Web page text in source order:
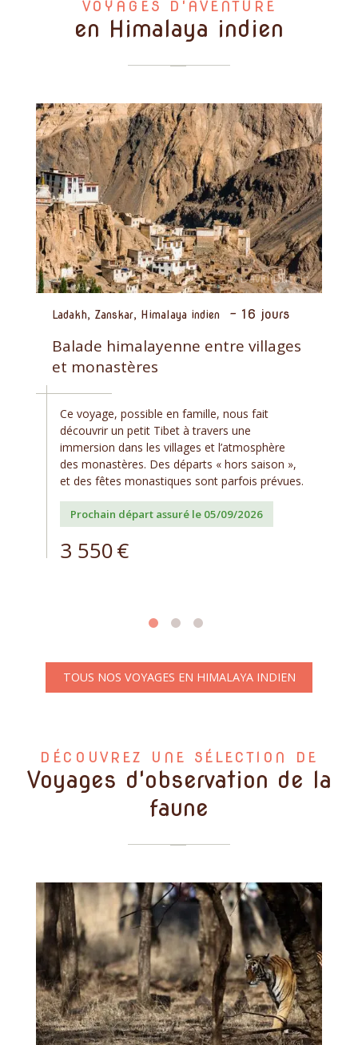
VOYAGES D'AVENTURE
en Himalaya indien
Ladakh, Zanskar, Himalaya indien - 16 jours
Balade himalayenne entre villages
et monastères
Ce voyage, possible en famille, nous fait
découvrir un petit Tibet à travers une
immersion dans les villages et l’atmosphère
des monastères. Des départs « hors saison »,
et des fêtes monastiques sont parfois prévues.
Prochain départ assuré le 05/09/2026
3 550€
TOUS NOS VOYAGES EN HIMALAYA INDIEN
DÉCOUVREZ UNE SÉLECTION DE
Voyages d'observation de la
faune